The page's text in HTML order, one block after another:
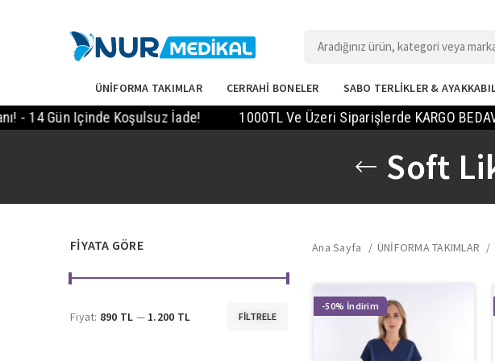
ÜNİFORMA TAKIMLAR CERRAHİ BONELER SABO TERLİKLER &
14 Gün Içinde Koşulsuz İade! 1000TL Ve Üzeri Siparişlerde KARGO
Soft
FIYATA GÖRE
FILTRELE
Fiyat: 890 TL — 1.200 TL
Ana Sayfa ÜNİFORMA TAKIMLAR
-50%